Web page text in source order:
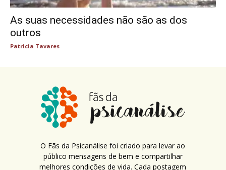
As suas necessidades não são as dos
outros
Patricia Tavares
O Fãs da Psicanálise foi criado para levar ao
público mensagens de bem e compartilhar
melhores condições de vida. Cada postagem